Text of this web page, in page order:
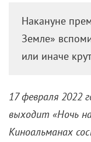
Накануне
Земле»
или иначе
17 февраля 2022
выходит «Ночь
Киноальманах